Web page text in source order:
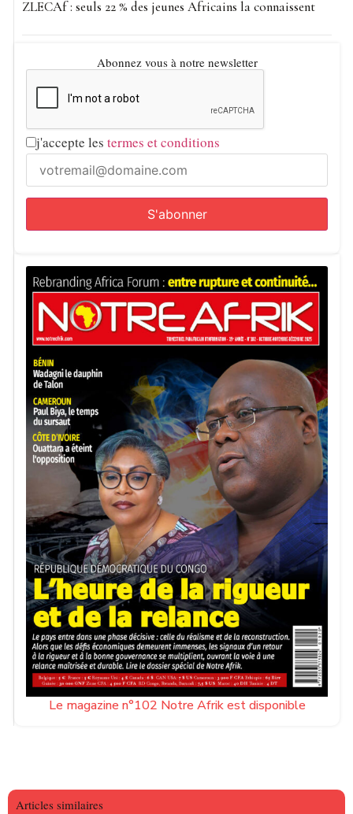
ZLECAf : seuls 22 % des jeunes Africains la connaissent
Abonnez vous à notre newsletter
j'accepte les termes et conditions
Le magazine n°102 Notre Afrik est disponible
Articles similaires